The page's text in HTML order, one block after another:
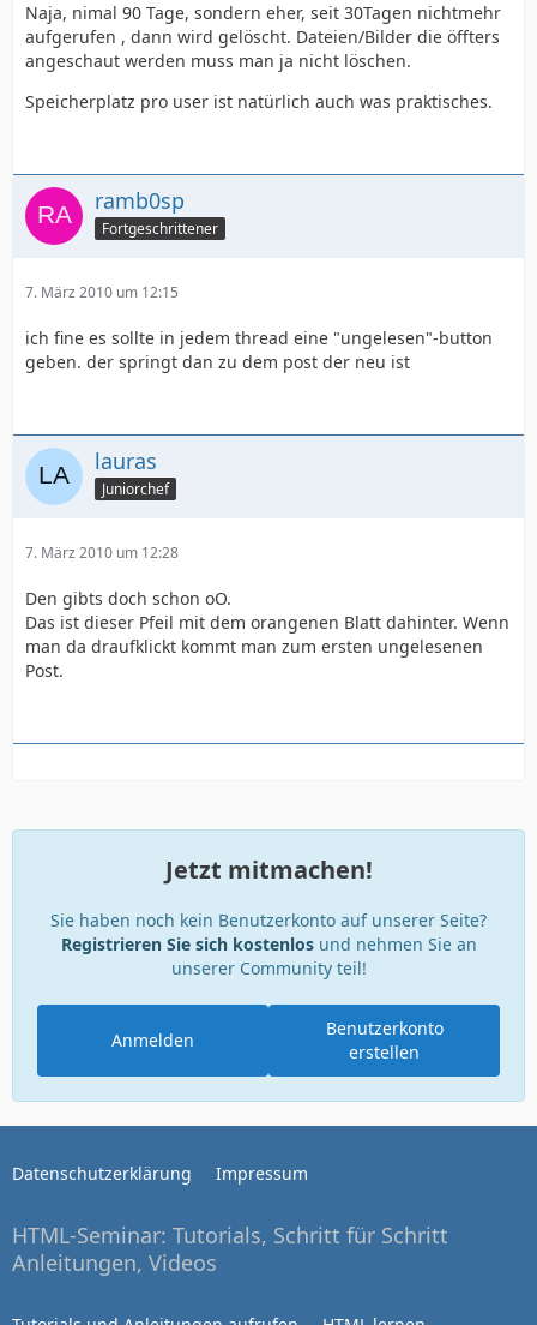
Naja, nimal 90 Tage, sondern eher, seit 30Tagen nichtmehr
aufgerufen , dann wird gelöscht. Dateien/Bilder die öffters
angeschaut werden muss man ja nicht löschen.
Speicherplatz pro user ist natürlich auch was praktisches.
ramb0sp
Fortgeschrittener
7. März 2010 um 12:15
ich fine es sollte in jedem thread eine "ungelesen"-button
geben. der springt dan zu dem post der neu ist
lauras
Juniorchef
7. März 2010 um 12:28
Den gibts doch schon oO.
Das ist dieser Pfeil mit dem orangenen Blatt dahinter. Wenn
man da draufklickt kommt man zum ersten ungelesenen
Post.
Jetzt mitmachen!
Sie haben noch kein Benutzerkonto auf unserer Seite?
Registrieren Sie sich kostenlosund nehmen Sie an
unserer Community teil!
Benutzerkonto
erstellen
Anmelden
Datenschutzerklärung Impressum
HTML-Seminar: Tutorials, Schritt für Schritt
Anleitungen, Videos